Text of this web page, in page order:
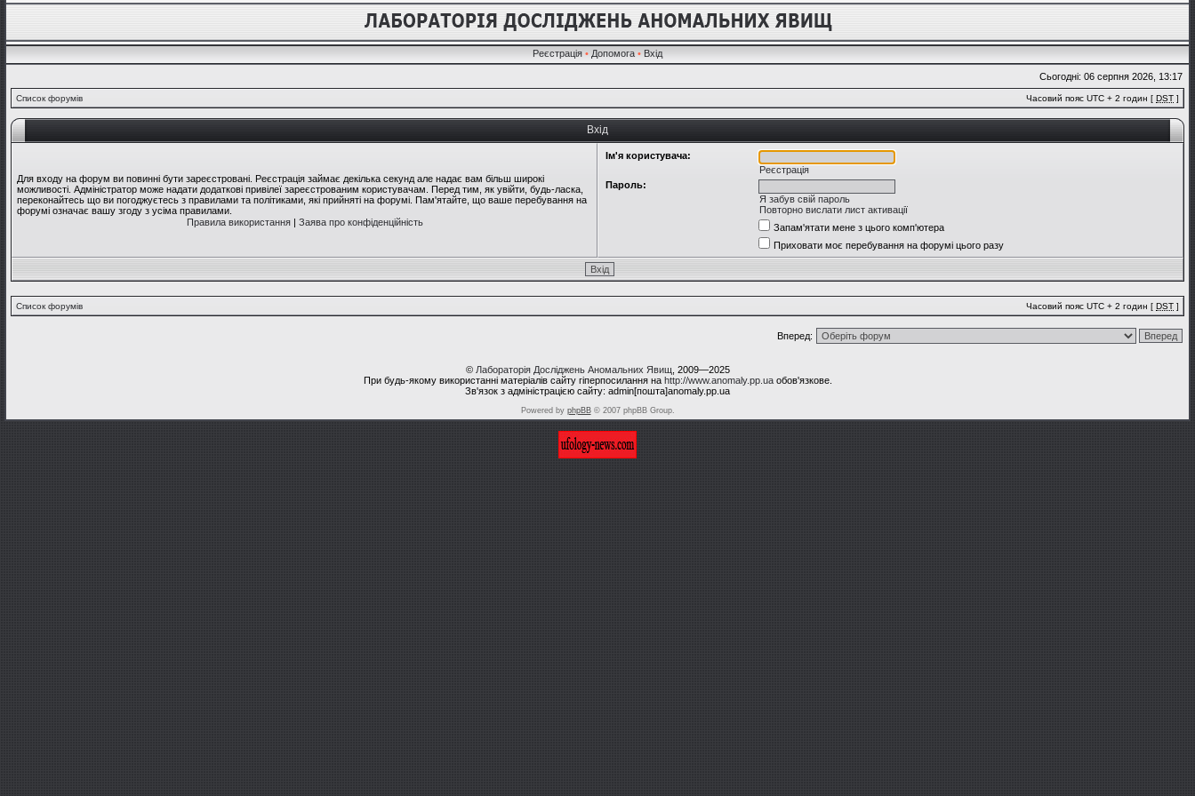
Реєстрація • Допомога • Вхід
Сьогодні: 06 серпня 2026, 13:17
Список форумів Часовий пояс UTC + 2 годин [ DST ]
Вхід
Для входу на форум ви повинні бути зареєстровані. Реєстрація займає декілька секунд але надає вам більш широкі
можливості. Адміністратор може надати додаткові привілеї зареєстрованим користувачам. Перед тим, як увійти, будь-ласка,
переконайтесь що ви погоджуєтесь з правилами та політиками, які прийняті на форумі. Пам'ятайте, що ваше перебування на
форумі означає вашу згоду з усіма правилами.
Правила використання| Заява про конфіденційність
Ім'я користувача:
Реєстрація
Пароль:
Я забув свій пароль
Повторно вислати лист активації
Запам'ятати мене з цього комп'ютера
Приховати моє перебування на форумі цього разу
Список форумів Часовий пояс UTC + 2 годин [ DST ]
Вперед:
© Лабораторія Досліджень Аномальних Явищ , 2009—2025
При будь-якому використанні матеріалів сайту гіперпосилання на http://www.anomaly.pp.uaобов'язкове.
Зв'язок з адміністрацією сайту: admin[пошта]anomaly.pp.ua
Powered by phpBB© 2007 phpBB Group.